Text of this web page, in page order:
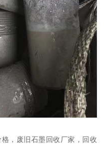
，废旧石墨回收厂家，回收